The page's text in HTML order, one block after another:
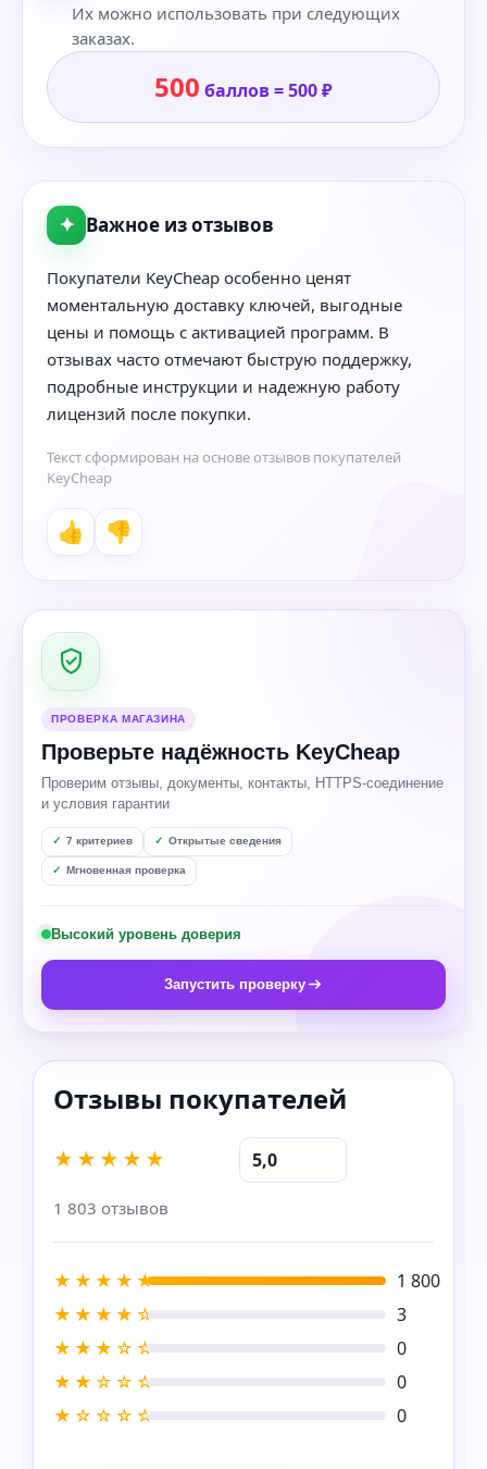
Их можно использовать при следующих
заказах.
500 баллов = 500 ₽
✦ Важное из отзывов
Покупатели KeyCheap особенно ценят
моментальную доставку ключей, выгодные
цены и помощь с активацией программ. В
отзывах часто отмечают быструю поддержку,
подробные инструкции и надежную работу
лицензий после покупки.
Текст сформирован на основе отзывов покупателей
KeyCheap
👍 👎
ПРОВЕРКА МАГАЗИНА
Проверьте надёжность KeyCheap
Проверим отзывы, документы, контакты, HTTPS-соединение
и условия гарантии
7 критериев Открытые сведения
Мгновенная проверка
Высокий уровень доверия
Запустить проверку
★★★★★ 5,0
1 803 отзывов
★★★★★
1 800
★★★★☆
3
★★★☆☆
0
★★☆☆☆
0
★☆☆☆☆
0